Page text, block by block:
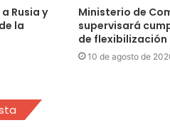
Rusia y
la
Ministerio de
supervisará
de flexibilización
10 de agosto de